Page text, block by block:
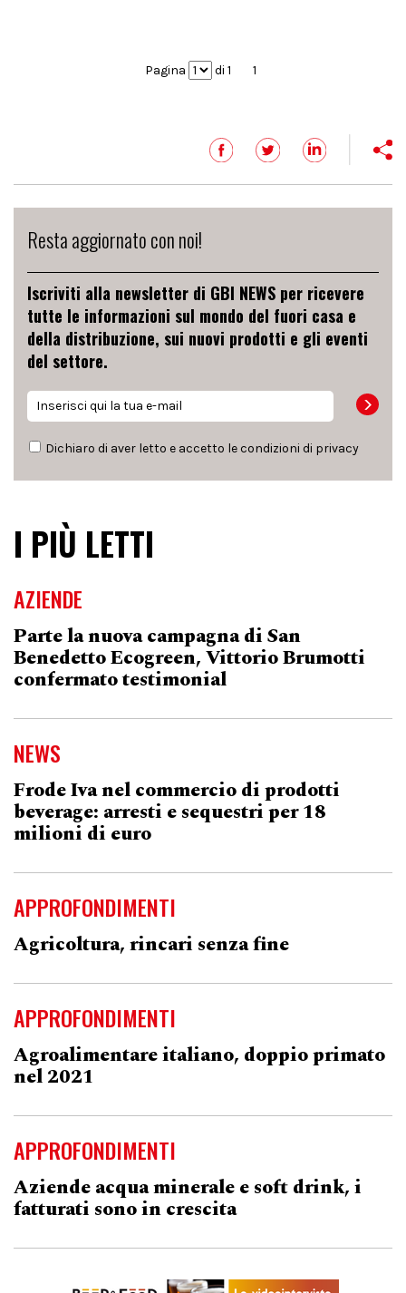
Pagina di 1 1
Resta aggiornato con noi!
Iscriviti alla newsletter di GBI NEWS per ricevere
tutte le informazioni sul mondo del fuori casa e
della distribuzione, sui nuovi prodotti e gli eventi
del settore.
Dichiaro di aver letto e accetto le condizioni di privacy
I PIÙ LETTI
AZIENDE
Parte la nuova campagna di San
Benedetto Ecogreen, Vittorio Brumotti
confermato testimonial
NEWS
Frode Iva nel commercio di prodotti
beverage: arresti e sequestri per 18
milioni di euro
APPROFONDIMENTI
Agricoltura, rincari senza fine
APPROFONDIMENTI
Agroalimentare italiano, doppio primato
nel 2021
APPROFONDIMENTI
Aziende acqua minerale e soft drink, i
fatturati sono in crescita